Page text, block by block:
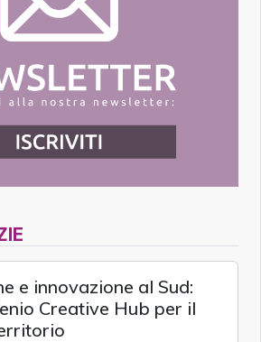
e innovazione al Sud:
Creative Hub per il